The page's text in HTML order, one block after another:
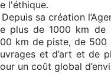
l'éthique.
Depuis sa création
plus de 1000 km de
km de piste, de 500
et d’art et de
un coût global